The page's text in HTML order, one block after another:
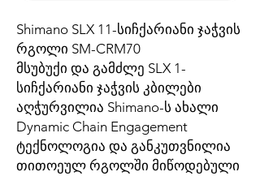
Shimano SLX 11-სიჩქარიანი ჯაჭვის
რგოლი SM-CRM70
მსუბუქი და გამძლე SLX 1-
სიჩქარიანი ჯაჭვის კბილები
აღჭურვილია Shimano-ს ახალი
Dynamic Chain Engagement
ტექნოლოგია და განკუთვნილია
თითოეულ რგოლში მიწოდებული